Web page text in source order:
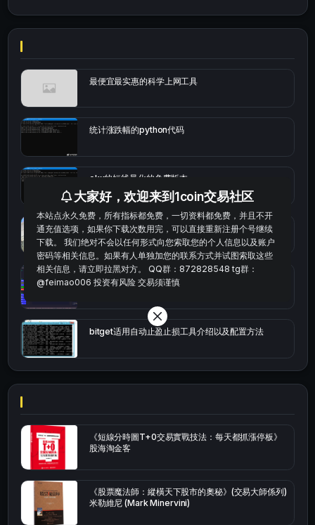
最便宜最实惠的科学上网工具
统计涨跌幅的python代码
okx的短线量化的免费版本
bybit安卓端
Multi-indicator Resonance 多指标共振趋势自动交
易系统（持续更新）
bitget适用自动止盈止损工具介绍以及配置方法
《短線分時圖T+0交易實戰技法：每天都抓漲停板》
股海淘金客
《股票魔法師：縱橫天下股市的奧秘》(交易大師係列)
米勒維尼 (Mark Minervini)
大家好，欢迎来到1coin交易社区
本站点永久免费，所有指标都免费，一切资料都免费，并且不开
通充值选项，如果你下载次数用完，可以直接重新注册个号继续
下载。 我们绝对不会以任何形式向您索取您的个人信息以及账户
密码等相关信息。如果有人单独加您的联系方式并试图索取这些
相关信息，请立即拉黑对方。 QQ群：872828548 tg群：
@feimao006 投资有风险 交易须谨慎